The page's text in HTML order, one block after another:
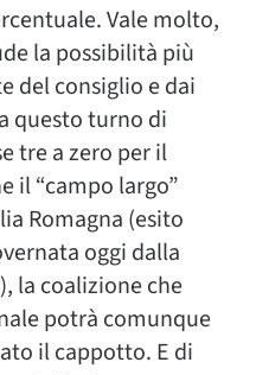
Vale molto,
la possibilità più
del consiglio e dai
questo turno di
tre a zero per il
il “campo largo”
Romagna (esito
oggi dalla
la coalizione che
potrà comunque
il cappotto. E di